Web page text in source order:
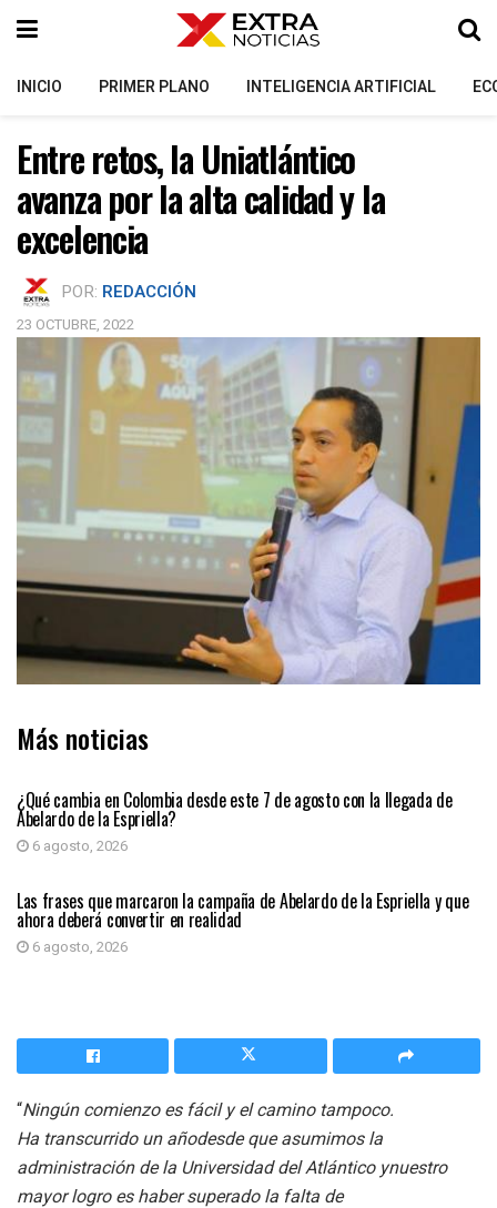
INICIO PRIMER PLANO INTELIGENCIA ARTIFICIAL
Entre retos, la Uniatlántico
avanzapor laalta calidad y la
excelencia
POR: REDACCIÓN
23 OCTUBRE, 2022
Más noticias
¿Qué cambia en Colombia desde este 7 de agosto con la llegada de
Abelardo de la Espriella?
6 agosto, 2026
PRIMER PLANO
Las frases que marcaron la campaña de Abelardo de la Espriella y que
ahora deberá convertir en realidad
6 agosto, 2026
“Ningún comienzo es fácil y el camino tampoco.
Ha transcurrido un añodesde que asumimos la
administración de la Universidad del Atlántico ynuestro
mayor logro es haber superadola falta de